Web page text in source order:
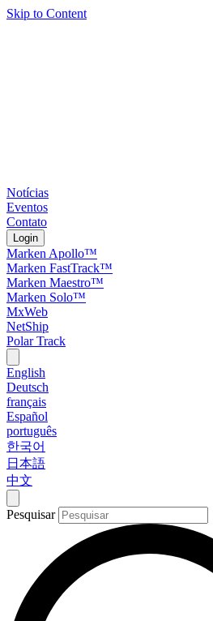
Skip to Content
Notícias
Eventos
Contato
Login
Marken Apollo™
Marken FastTrack™
Marken Maestro™
Marken Solo™
MxWeb
NetShip
Polar Track
English
Deutsch
français
Español
português
한국어
日本語
中文
Pesquisar